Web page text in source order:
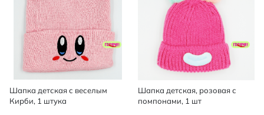
Шапка детская с веселым
Кирби, 1 штука
Шапка детская, розовая с
помпонами, 1 шт